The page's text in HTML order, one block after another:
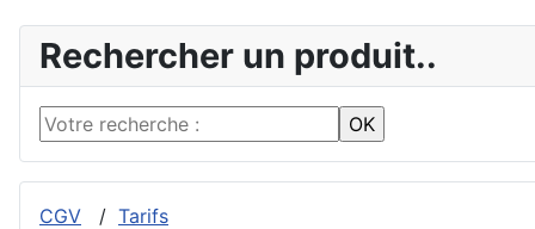
Rechercher un produit..
CGV / Tarifs